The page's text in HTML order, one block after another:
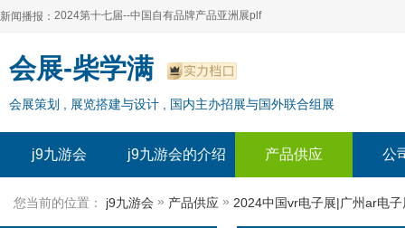
新闻播报：
2024上海自有品牌展--百货展|食品展 零售展|oem展
2024全球自有--品牌产品亚洲展（plf）
2024上海自有品牌展--2024上海oem 贴牌代加工展
2024第十七届--中国自有品牌产品亚洲展plf
2024全球自有--品牌产品亚洲展（plf）
2024年上海--第17届自有品牌展
会展-柴学满
会展策划 , 展览搭建与设计 , 国内主办招展与国外联合组展
j9九游会 j9九游会的介绍 产品供应 公
您当前的位置： j9九游会 » 产品供应 » 2024中国vr电子展|广州ar电子